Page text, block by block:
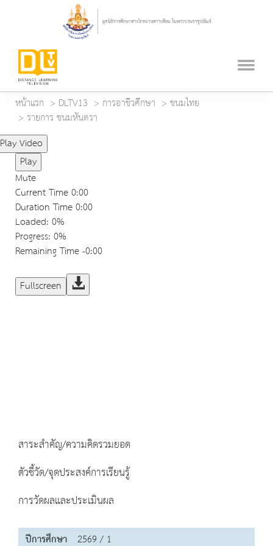
หน้าแรก DLTV13 การอาชีวศึกษา
ขนมไทย
รายการ ขนมหันตรา
Play Video
Play
Mute
Current Time0:00
Duration Time0:00
Loaded: 0%
Progress: 0%
Remaining Time-0:00
Fullscreen
สาระสำคัญ/ความคิดรวมยอด
ตัวชี้วัด/จุดประสงค์การเรียนรู้
การวัดผลและประเมินผล
ปีการศึกษา 2569 / 1